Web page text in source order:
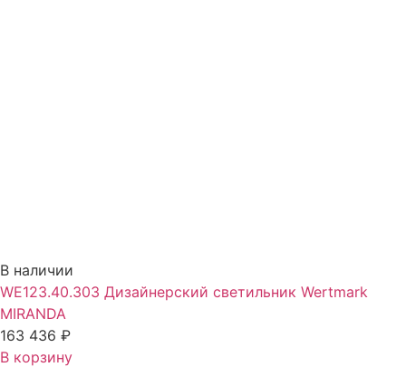
В наличии
WE123.40.303 Дизайнерский светильник Wertmark
MIRANDA
163 436 ₽
В корзину